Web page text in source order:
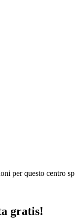
per questo centro
gratis!